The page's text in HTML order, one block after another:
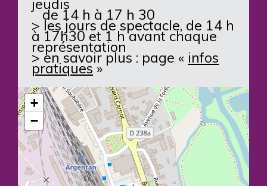
jeudis
de 14 h à 17 h 30
> les jours de spectacle, de 14 h
à 17h30 et 1 h avant chaque
représentation
> en savoir plus : page « infos
pratiques»
+
−